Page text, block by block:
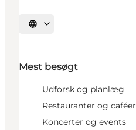
Vælg sprog
Mest besøgt
Udforsk og planlæg
Restauranter og caféer
Koncerter og events